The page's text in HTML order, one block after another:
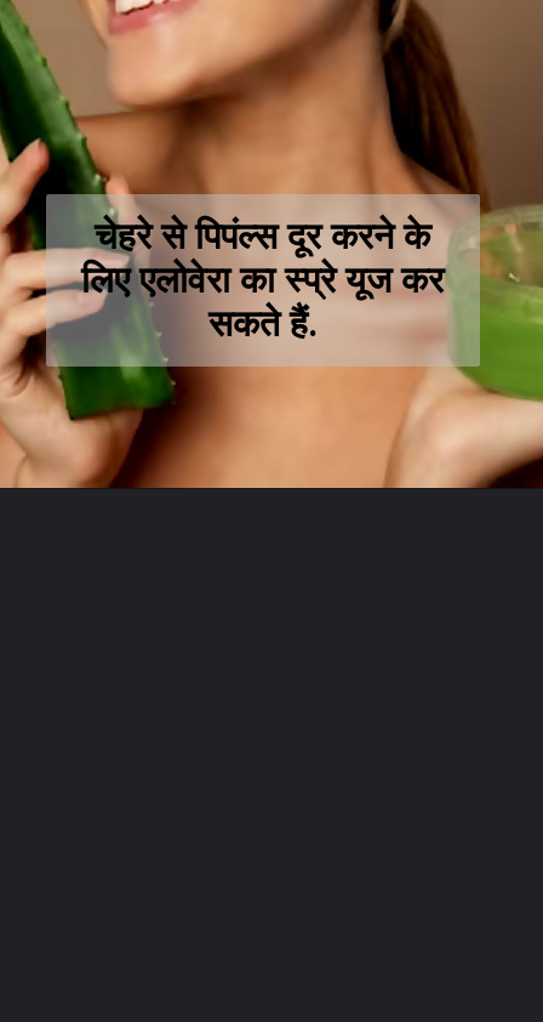
चेहरे से पिपंल्स दूर करने के
लिए एलोवेरा का स्प्रे यूज कर
सकते हैं.